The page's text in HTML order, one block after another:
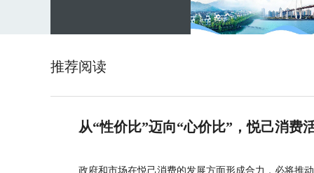
推荐阅读
从“性价比”迈向“心价比”，悦己消费
政府和市场在悦己消费的发展方面形成合力，必将推